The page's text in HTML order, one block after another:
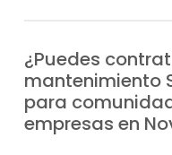
equipo técnico,
equipo, ahorras
aseguras la
¿Puedes
mantenimiento
para
empresas en